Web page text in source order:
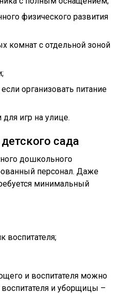
физического развития
комнат с отдельной зоной
организовать питание
игр на улице.
сада
дошкольного
персонал. Даже
минимальный
воспитателя;
и воспитателя можно
и уборщицы –